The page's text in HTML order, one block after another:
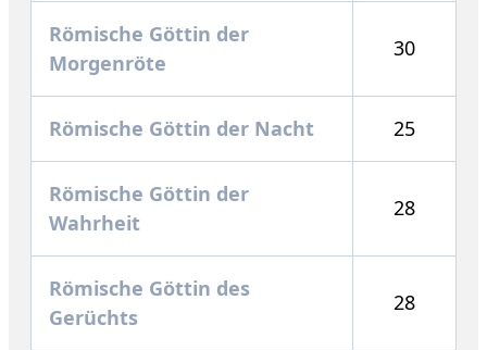
Römische Göttin der
Morgenröte
30
Römische Göttin der Nacht 25
Römische Göttin der
Wahrheit
28
Römische Göttin des
Gerüchts
28